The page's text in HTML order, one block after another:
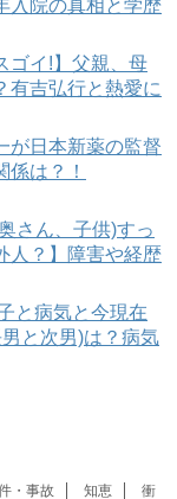
入院の真相と学歴
ゴイ!】父親、母
有吉弘行と熱愛に
が日本新薬の監督
係は？！
さん、子供)すっ
人？】障害や経歴
と病気と今現在
と次男)は？病気
・事故 知恵 衝